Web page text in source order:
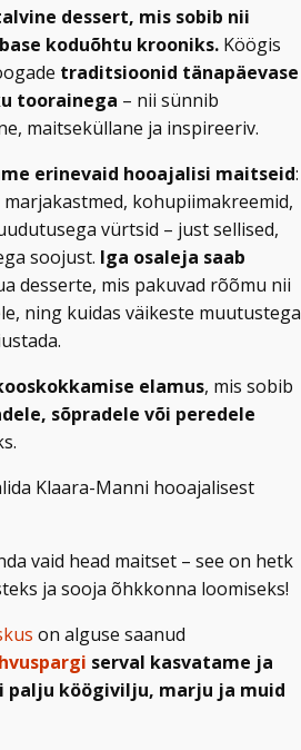
dessert, mis sobib nii
koduõhtu krooniks. Köögis
traditsioonid tänapäevase
toorainega – nii sünnib
maitseküllane ja inspireeriv.
erinevaid hooajalisi maitseid:
kohupiimakreemid,
vürtsid – just sellised,
soojust. Iga osaleja saab
desserte, mis pakuvad rõõmu nii
ning kuidas väikeste muutustega
elamus, mis sobib
sõpradele või peredele
Klaara-Manni hooajalisest
vaid head maitset – see on hetk
ja sooja õhkkonna loomiseks!
on alguse saanud
serval kasvatame ja
palju köögivilju, marju ja muid